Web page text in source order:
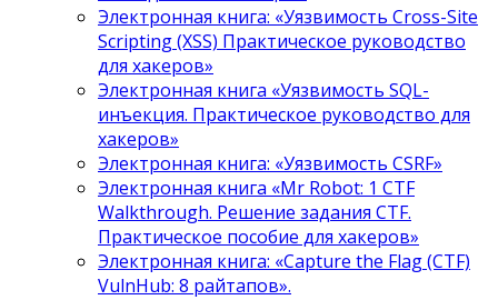
Электронная книга: «Уязвимость Cross-Site
Scripting (XSS) Практическое руководство
для хакеров»
Электронная книга «Уязвимость SQL-
инъекция. Практическое руководство для
хакеров»
Электронная книга: «Уязвимость CSRF»
Электронная книга «Mr Robot: 1 CTF
Walkthrough. Решение задания CTF.
Практическое пособие для хакеров»
Электронная книга: «Capture the Flag (CTF)
VulnHub: 8 райтапов».